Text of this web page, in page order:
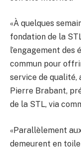
«À quelques
fondation de la
l’engagement
commun pour
service de qualité,
Pierre Brabant,
de la STL, via
«Parallèlement
demeurent en